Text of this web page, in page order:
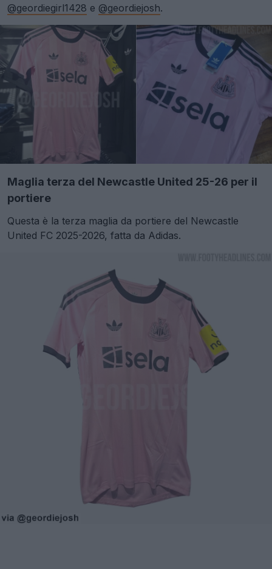
@geordiegirl1428 e @geordiejosh.
Maglia terza del Newcastle United 25-26 per il
portiere
Questa è la terza maglia da portiere del Newcastle
United FC 2025-2026, fatta da Adidas.